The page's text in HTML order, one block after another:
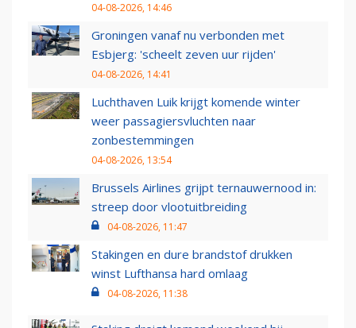
04-08-2026, 14:46
Groningen vanaf nu verbonden met
Esbjerg: 'scheelt zeven uur rijden'
04-08-2026, 14:41
Luchthaven Luik krijgt komende winter
weer passagiersvluchten naar
zonbestemmingen
04-08-2026, 13:54
Brussels Airlines grijpt ternauwernood in:
streep door vlootuitbreiding
04-08-2026, 11:47
Stakingen en dure brandstof drukken
winst Lufthansa hard omlaag
04-08-2026, 11:38